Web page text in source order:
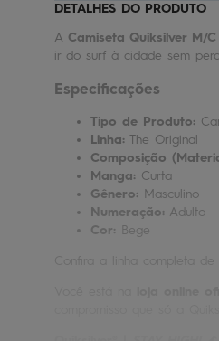
DETALHES DO PRODUTO
A Camiseta Quiksilver M/
ir do surf à cidade sem
Especificações
Tipo de Produto:
Linha: The Original
Composição
Manga: Curta
Gênero: Masculino
Numeração: Adulto
Cor: Bege